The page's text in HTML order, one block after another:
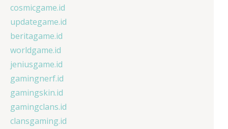
cosmicgame.id
updategame.id
beritagame.id
worldgame.id
jeniusgame.id
gamingnerf.id
gamingskin.id
gamingclans.id
clansgaming.id